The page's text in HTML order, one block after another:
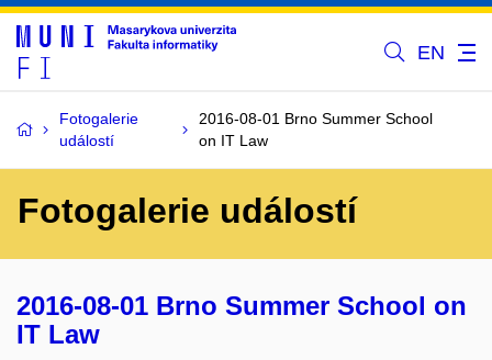
EN
Fotogalerie
událostí
2016-08-01 Brno Summer School
on IT Law
Fotogalerie událostí
2016-08-01 Brno Summer School on
IT Law